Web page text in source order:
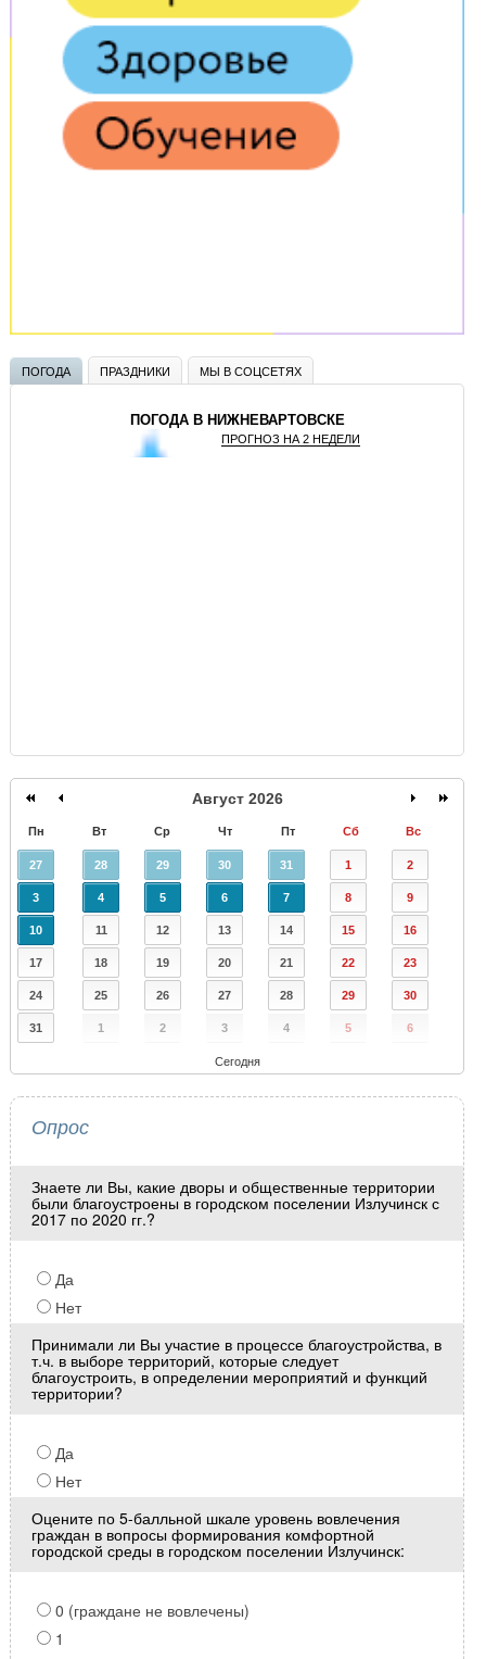
ПОГОДА ПРАЗДНИКИ МЫ В СОЦСЕТЯХ
ПОГОДА В НИЖНЕВАРТОВСКЕ
ПРОГНОЗ НА 2 НЕДЕЛИ
Август 2026
Пн Вт Ср Чт Пт Сб Вс
27 28 29 30 31 1 2
3 4 5 6 7 8 9
10 11 12 13 14 15 16
17 18 19 20 21 22 23
24 25 26 27 28 29 30
31 1 2 3 4 5 6
Сегодня
Опрос
Знаете ли Вы, какие дворы и общественные территории
были благоустроены в городском поселении Излучинск с
2017 по 2020 гг.?
Да
Нет
Принимали ли Вы участие в процессе благоустройства, в
т.ч. в выборе территорий, которые следует
благоустроить, в определении мероприятий и функций
территории?
Да
Нет
Оцените по 5-балльной шкале уровень вовлечения
граждан в вопросы формирования комфортной
городской среды в городском поселении Излучинск:
0 (граждане не вовлечены)
1